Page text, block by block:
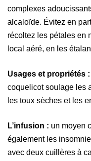
complexes
alcaloïde. Évitez en
récoltez les pétales en
local aéré, en les
Usages et propriétés :
coquelicot soulage les
les toux sèches et les
L’infusion : un moyen
également les
avec deux cuillères à